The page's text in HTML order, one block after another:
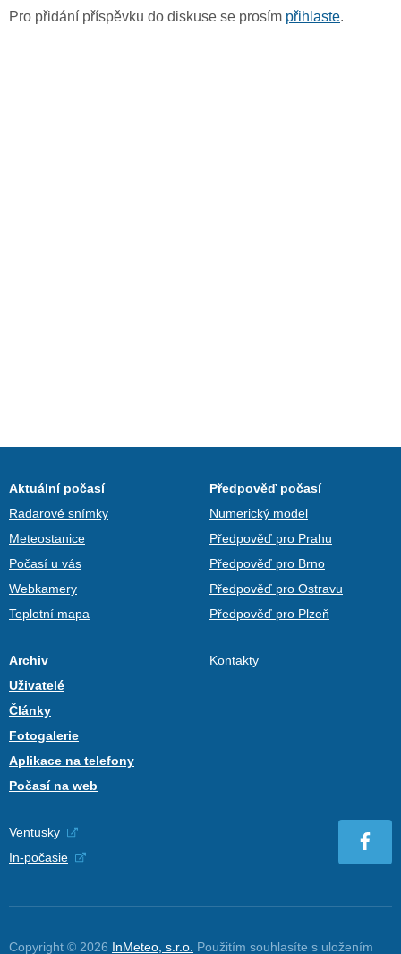
Pro přidání příspěvku do diskuse se prosím přihlaste.
Aktuální počasí
Radarové snímky
Meteostanice
Počasí u vás
Webkamery
Teplotní mapa
Předpověď počasí
Numerický model
Předpověď pro Prahu
Předpověď pro Brno
Předpověď pro Ostravu
Předpověď pro Plzeň
Archiv
Uživatelé
Články
Fotogalerie
Aplikace na telefony
Počasí na web
Kontakty
Ventusky
In-počasie
Copyright © 2026 InMeteo, s.r.o. Použitím souhlasíte s uložením